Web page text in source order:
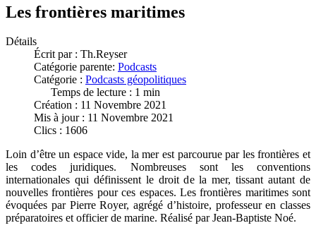
Les frontières maritimes
Détails
Écrit par : Th.Reyser
Catégorie parente: Podcasts
Catégorie : Podcasts géopolitiques
Temps de lecture : 1 min
Création : 11 Novembre 2021
Mis à jour : 11 Novembre 2021
Clics : 1606
Loin d’être un espace vide, la mer est parcourue par les frontières et
les codes juridiques. Nombreuses sont les conventions
internationales qui définissent le droit de la mer, tissant autant de
nouvelles frontières pour ces espaces. Les frontières maritimes sont
évoquées par Pierre Royer, agrégé d’histoire, professeur en classes
préparatoires et officier de marine. Réalisé par Jean-Baptiste Noé.